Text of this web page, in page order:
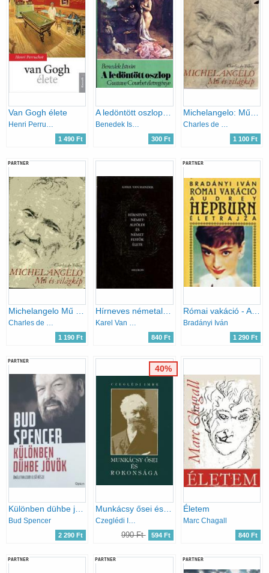
Van Gogh élete
Henri Perruchot
1 490 Ft
Benedek István
300 Ft
Charles de Tolnay
1 100 Ft
PARTNER
1 190 Ft 840 Ft
PARTNER
Római vakáció - Audrey Hepburn életrajza
Bradányi Iván
1 290 Ft
PARTNER
Különben dühbe jövök - Önéletrajz
Bud Spencer
2 290 Ft
Munkácsy ősei és rokonsága
Czeglédi Imre
990 Ft 594 Ft
40%
Életem
Marc Chagall
840 Ft
PARTNER PARTNER PARTNER